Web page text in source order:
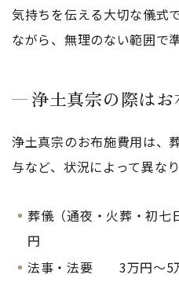
気持ちを伝える大切な儀式
ながら、無理のない範囲で
浄土真宗の際は
浄土真宗のお布施費用は、
与など、状況によって異なり
葬儀（通夜・火葬・初
円
法事・法要 3万円～5